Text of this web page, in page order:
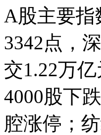
A股主要指
3342点，
交1.22万
4000股下
腔涨停；